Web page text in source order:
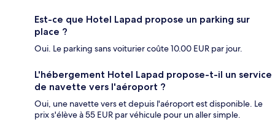
Est-ce que Hotel Lapad propose un parking sur
place ?
Oui. Le parking sans voiturier coûte 10.00 EUR par jour.
L'hébergement Hotel Lapad propose-t-il un service
de navette vers l'aéroport ?
Oui, une navette vers et depuis l'aéroport est disponible. Le
prix s'élève à 55 EUR par véhicule pour un aller simple.